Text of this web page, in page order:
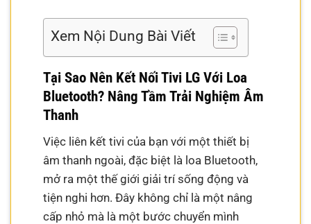
Xem Nội Dung Bài Viết
Tại Sao Nên Kết Nối Tivi LG Với Loa
Bluetooth? Nâng Tầm Trải Nghiệm Âm
Thanh
Việc liên kết tivi của bạn với một thiết bị
âm thanh ngoài, đặc biệt là loa Bluetooth,
mở ra một thế giới giải trí sống động và
tiện nghi hơn. Đây không chỉ là một nâng
cấp nhỏ mà là một bước chuyển mình